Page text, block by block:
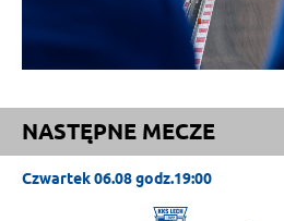
NASTĘPNE MECZE
Czwartek 06.08 godz.19:00